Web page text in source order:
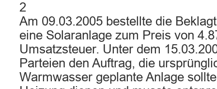
2
Am 09.03.2005 bestellte die
eine Solaranlage zum Preis von
Umsatzsteuer. Unter dem
Parteien den Auftrag, die
Warmwasser geplante Anlage